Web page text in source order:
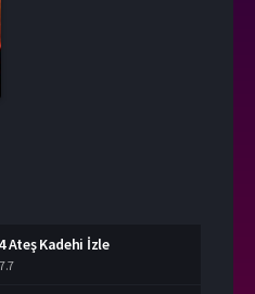
Ateş Kadehi İzle
7.7